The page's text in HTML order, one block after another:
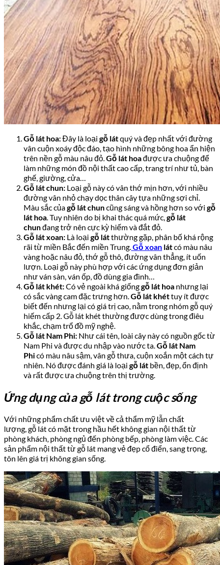
Gỗ lát hoa:Đây là loại gỗ látquý và đẹp nhất với đường
vân cuộn xoáy độc đáo, tạo hình những bông hoa ẩn hiện
trên nền gỗ màu nâu đỏ. Gỗ lát hoađược ưa chuộng để
làm những món đồ nội thất cao cấp, trang trí như tủ, bàn
ghế, giường, cửa…
Gỗ lát chun: Loại gỗ này có vân thớ mịn hơn, với nhiều
đường vân nhỏ chạy dọc thân cây tựa những sợi chỉ.
Màu sắc củagỗ lát chuncũng sáng và hồng hơn so với gỗ
lát hoa . Tuy nhiên do bị khai thác quá mức, gỗ lát
chunđang trở nên cực kỳ hiếm và đắt đỏ.
Gỗ lát xoan: Là loại gỗ látthường gặp, phân bố khá rộng
rãi từ miền Bắc đến miền Trung. Gỗ xoan látcó màu nâu
vàng hoặc nâu đỏ, thớ gỗ thô, đường vân thẳng, ít uốn
lượn. Loại gỗ này phù hợp với các ứng dụng đơn giản
như ván sàn, ván ốp, đồ dùng gia đình…
Gỗ lát khét:Có vẻ ngoài khá giốnggỗ lát hoa nhưng lại
có sắc vàng cam đặc trưng hơn. Gỗ lát khéttuy ít được
biết đến nhưng lại có giá trị cao, nằm trong nhóm gỗ quý
hiếm cấp 2. Gỗ lát khét thường được dùng trong điêu
khắc, chạm trổ đồ mỹ nghệ.
Gỗ lát Nam Phi: Như cái tên, loài cây này có nguồn gốc từ
Nam Phi và được du nhập vào nước ta. Gỗ lát Nam
Phicó màu nâu sậm, vân gỗ thưa, cuộn xoắn một cách tự
nhiên. Nó được đánh giá là loại gỗ lát bền, đẹp, ổn định
và rất được ưa chuộng trên thị trường.
Ứng dụng của gỗ lát trong cuộc sống
Với những phẩm chất ưu việt về cả thẩm mỹ lẫn chất
lượng, gỗ lát có mặt trong hầu hết không gian nội thất từ
phòng khách, phòng ngủ đến phòng bếp, phòng làm việc. Các
sản phẩm nội thất từ gỗ lát mang vẻ đẹp cổ điển, sang trọng,
tôn lên giá trị không gian sống.